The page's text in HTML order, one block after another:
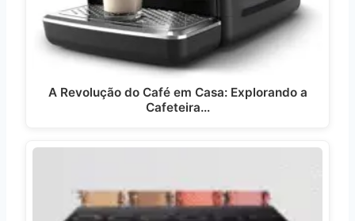
A Revolução do Café em Casa: Explorando a
Cafeteira…